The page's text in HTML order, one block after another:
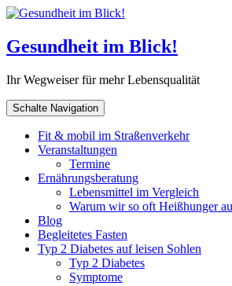
Gesundheit im Blick!
Ihr Wegweiser für mehr Lebensqualität
Schalte Navigation
Fit & mobil im Straßenverkehr
Veranstaltungen
Termine
Ernährungsberatung
Lebensmittel im Vergleich
Warum wir so oft Heißhunger
Blog
Begleitetes Fasten
Typ 2 Diabetes auf leisen Sohlen
Typ 2 Diabetes
Symptome